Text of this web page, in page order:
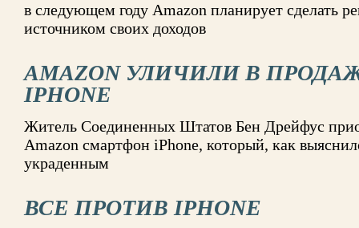
в следующем году Amazon планирует сделать
источником своих доходов
AMAZON УЛИЧИЛИ В
IPHONE
Житель Соединенных Штатов Бен Дрейфус
Amazon смартфон iPhone, который, как
украденным
ВСЕ ПРОТИВ IPHONE